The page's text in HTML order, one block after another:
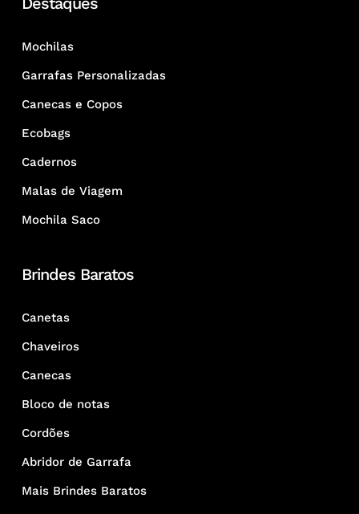
Mochilas
Garrafas Personalizadas
Canecas e Copos
Ecobags
Cadernos
Malas de Viagem
Mochila Saco
Brindes Baratos
Canetas
Chaveiros
Canecas
Bloco de notas
Cordões
Abridor de Garrafa
Mais Brindes Baratos